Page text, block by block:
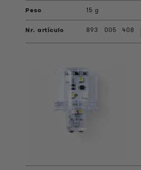
15 g
893 005 408